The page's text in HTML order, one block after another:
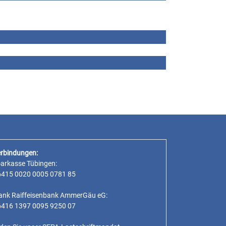
Tübingen:
0020 0005 0781 85
Raiffeisenbank AmmerGäu eG:
1397 0095 9250 07